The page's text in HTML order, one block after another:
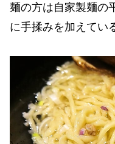
麺の方は自家製麺の
に手揉みを加えてい